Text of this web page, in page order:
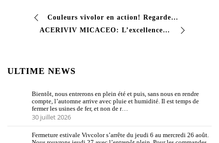
Couleurs vivolor en action! Regardez, quel résultat dans ce parking souterrain. Nos produits de peinture industrielle garantissent des couleurs brillantes …
ACERIVIV MICACEO: L’excellence de la finition décorative cherche-t-elle une solution qui unit la beauté et la résistance? Le micacere Acriviv de Vivolor est la réponse! Ce …
ULTIME NEWS
Bientôt, nous entrerons en plein été et puis, sans nous en rendre
compte, l’automne arrive avec pluie et humidité. Il est temps de
fermer les usines de fer, et non de r…
30 juillet 2026
Fermeture estivale Vivcolor s’arrête du jeudi 6 au mercredi 26 août.